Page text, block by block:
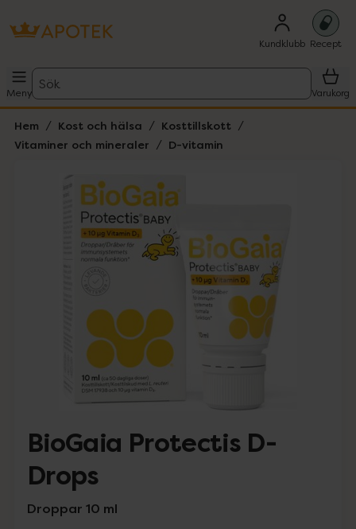
Kundklubb Recept
Meny
Sök
Varukorg
Hem Kost och hälsa
Kosttillskott
Vitaminer och mineraler
D-vitamin
Lista: . Innehåller 2 objekt.
Hoppa över Lista
BioGaia Protectis D-
Drops
Droppar 10 ml